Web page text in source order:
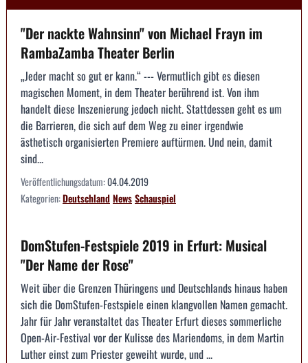
"Der nackte Wahnsinn" von Michael Frayn im
RambaZamba Theater Berlin
„Jeder macht so gut er kann.“ --- Vermutlich gibt es diesen
magischen Moment, in dem Theater berührend ist. Von ihm
handelt diese Inszenierung jedoch nicht. Stattdessen geht es um
die Barrieren, die sich auf dem Weg zu einer irgendwie
ästhetisch organisierten Premiere auftürmen. Und nein, damit
sind...
Veröffentlichungsdatum:04.04.2019
Kategorien:DeutschlandNewsSchauspiel
DomStufen-Festspiele 2019 in Erfurt: Musical
"Der Name der Rose"
Weit über die Grenzen Thüringens und Deutschlands hinaus haben
sich die DomStufen-Festspiele einen klangvollen Namen gemacht.
Jahr für Jahr veranstaltet das Theater Erfurt dieses sommerliche
Open-Air-Festival vor der Kulisse des Mariendoms, in dem Martin
Luther einst zum Priester geweiht wurde, und ...